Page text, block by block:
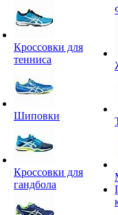
Кроссовки для
тенниса
Шиповки
Кроссовки для
гандбола